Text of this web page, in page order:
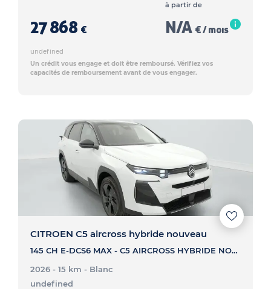
27 868 €
à partir de
N/A € / mois
undefined
Un crédit vous engage et doit être remboursé. Vérifiez vos
capacités de remboursement avant de vous engager.
CITROEN C5 aircross hybride nouveau
145 CH E-DCS6 MAX - C5 AIRCROSS HYBRIDE NOUVEAU 145 CH E-DCS6 MAX
2026 - 15 km - Blanc
undefined